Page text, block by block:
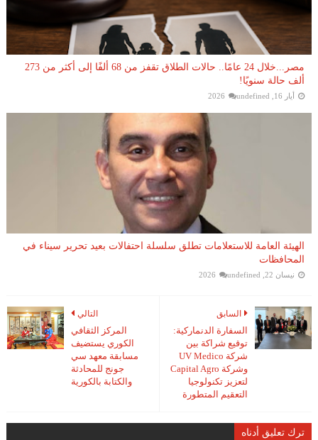
مصر...خلال 24 عامًا.. حالات الطلاق تقفز من 68 ألفًا إلى أكثر من 273
ألف حالة سنويًا!
أيار 16, 2026 undefined
الهيئة العامة للاستعلامات تطلق سلسلة احتفالات بعيد تحرير سيناء في
المحافظات
نيسان 22, 2026 undefined
التالي
المركز الثقافي
الكوري يستضيف
مسابقة معهد سي
جونج للمحادثة
والكتابة بالكورية
السابق
السفارة الدنماركية:
توقيع شراكة بين
شركة UV Medico
وشركة Capital Agro
لتعزيز تكنولوجيا
التعقيم المتطورة
ترك تعليق أدناه